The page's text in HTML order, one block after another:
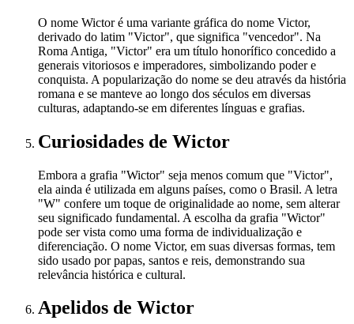
O nome Wictor é uma variante gráfica do nome Victor,
derivado do latim "Victor", que significa "vencedor". Na
Roma Antiga, "Victor" era um título honorífico concedido a
generais vitoriosos e imperadores, simbolizando poder e
conquista. A popularização do nome se deu através da história
romana e se manteve ao longo dos séculos em diversas
culturas, adaptando-se em diferentes línguas e grafias.
Curiosidades de Wictor
Embora a grafia "Wictor" seja menos comum que "Victor",
ela ainda é utilizada em alguns países, como o Brasil. A letra
"W" confere um toque de originalidade ao nome, sem alterar
seu significado fundamental. A escolha da grafia "Wictor"
pode ser vista como uma forma de individualização e
diferenciação. O nome Victor, em suas diversas formas, tem
sido usado por papas, santos e reis, demonstrando sua
relevância histórica e cultural.
Apelidos de Wictor